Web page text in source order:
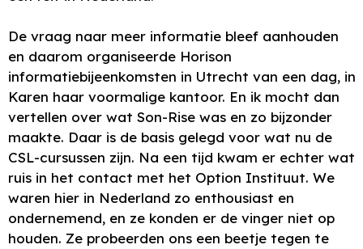
De vraag naar meer informatie bleef aanhouden
en daarom organiseerde Horison
informatiebijeenkomsten in Utrecht van een dag, in
Karen haar voormalige kantoor. En ik mocht dan
vertellen over wat Son-Rise was en zo bijzonder
maakte. Daar is de basis gelegd voor wat nu de
CSL-cursussen zijn. Na een tijd kwam er echter wat
ruis in het contact met het Option Instituut. We
waren hier in Nederland zo enthousiast en
ondernemend, en ze konden er de vinger niet op
houden. Ze probeerden ons een beetje tegen te